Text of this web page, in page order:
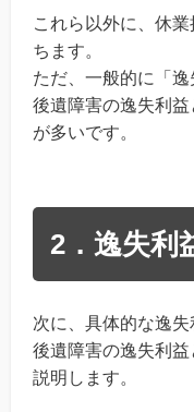
これら以外に、休
ちます。
ただ、一般的に「
後遺障害の逸失利
が多いです。
2．逸失利
次に、具体的な逸失
後遺障害の逸失利
説明します。